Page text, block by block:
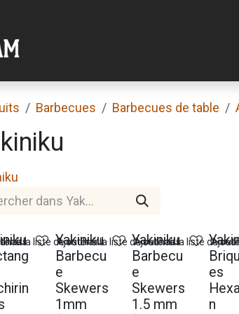
Barbecues Barbecues de table
!
Yakiniku
Barbecu
e
Skewers
1mm
à la liste de souhaits
Yakiniku
Barbecu
e
Skewers
1.5 mm
Ajouter à la liste de souhaits
es
n
Ajouter à la liste de